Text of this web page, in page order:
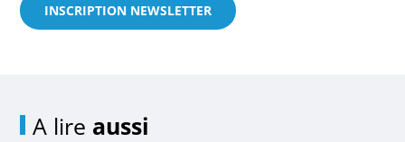
INSCRIPTION NEWSLETTER
A lire aussi